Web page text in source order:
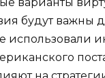
будут важны
использовали